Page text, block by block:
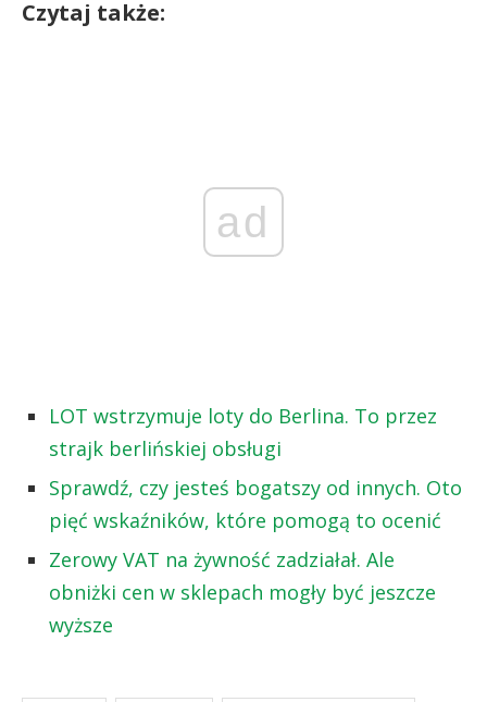
Czytaj także:
ad
LOT wstrzymuje loty do Berlina. To przez
strajk berlińskiej obsługi
Sprawdź, czy jesteś bogatszy od innych. Oto
pięć wskaźników, które pomogą to ocenić
Zerowy VAT na żywność zadziałał. Ale
obniżki cen w sklepach mogły być jeszcze
wyższe